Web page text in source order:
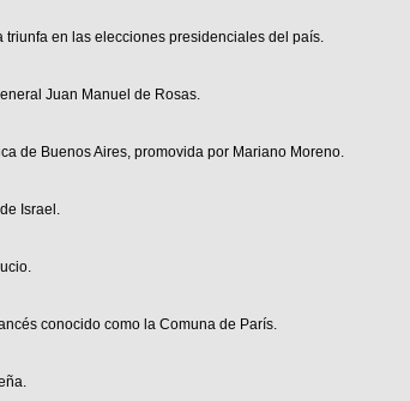
triunfa en las elecciones presidenciales del país.
Juan Manuel de Rosas.
de Buenos Aires, promovida por Mariano Moreno.
Israel.
conocido como la Comuna de París.